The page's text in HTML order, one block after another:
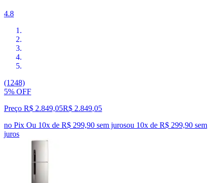
4.8
(1248)
5% OFF
Preço R$ 2.849,05R$ 2.849,05
no Pix Ou 10x de R$ 299,90 sem jurosou 10x de R$ 299,90 sem
juros